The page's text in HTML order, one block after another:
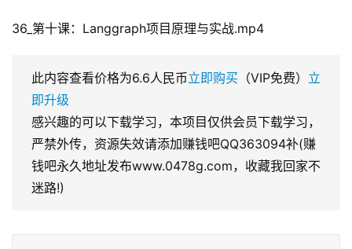
36_第十课：Langgraph项目原理与实战.mp4
此内容查看价格为6.6人民币立即购买 （VIP免费） 立
即升级
感兴趣的可以下载学习，本项目仅供会员下载学习，
严禁外传，资源失效请添加赚钱吧QQ363094补(赚
钱吧永久地址发布www.0478g.com，收藏我回家不
迷路!)